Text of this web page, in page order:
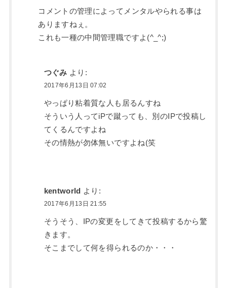
コメントの管理によってメンタルやられる事は
ありますねぇ。
これも一種の中間管理職ですよ(^_^;)
つぐみ より:
2017年6月13日 07:02
やっぱり粘着質な人も居るんすね
そういう人ってiPで蹴っても、別のIPで投稿し
てくるんですよね
その情熱が勿体無いですよね(笑
kentworld より:
2017年6月13日 21:55
そうそう、IPの変更をしてきて投稿するから驚
きます。
そこまでして何を得られるのか・・・